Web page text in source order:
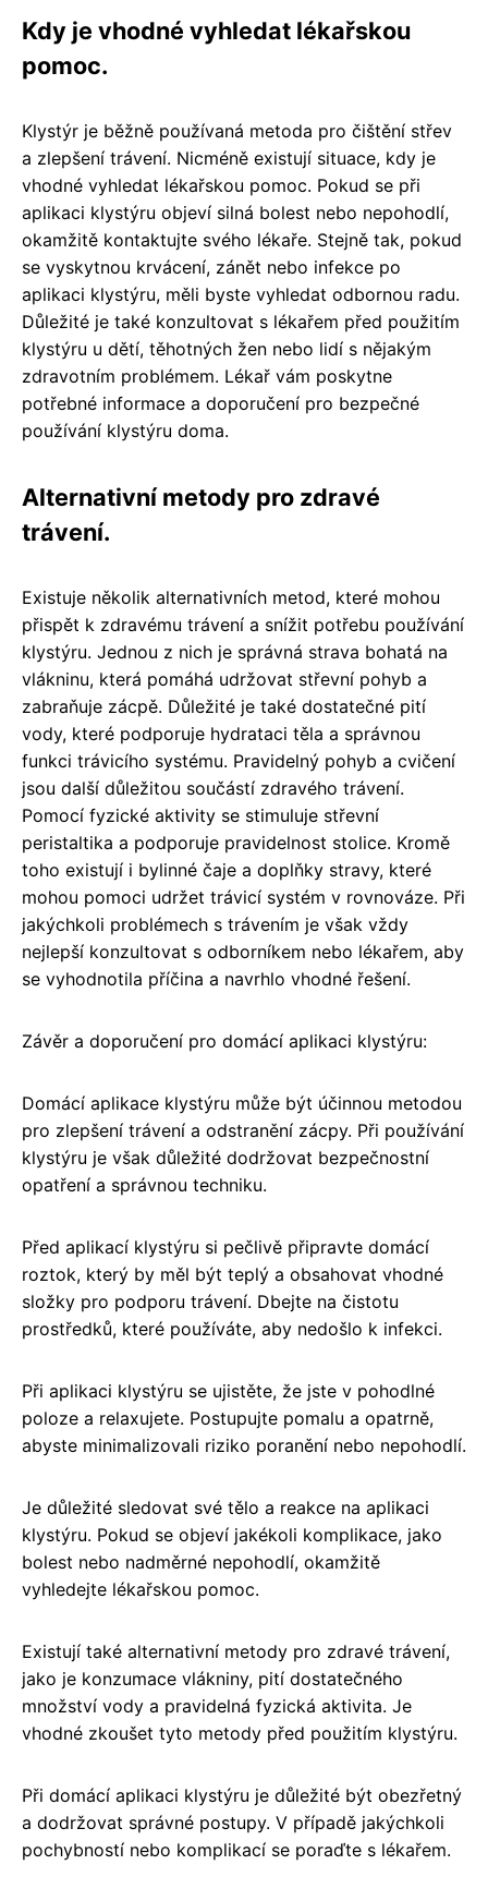
Kdy je vhodné vyhledat lékařskou
pomoc.
Klystýr je běžně používaná metoda pro čištění střev
a zlepšení trávení. Nicméně existují situace, kdy je
vhodné vyhledat lékařskou pomoc. Pokud se při
aplikaci klystýru objeví silná bolest nebo nepohodlí,
okamžitě kontaktujte svého lékaře. Stejně tak, pokud
se vyskytnou krvácení, zánět nebo infekce po
aplikaci klystýru, měli byste vyhledat odbornou radu.
Důležité je také konzultovat s lékařem před použitím
klystýru u dětí, těhotných žen nebo lidí s nějakým
zdravotním problémem. Lékař vám poskytne
potřebné informace a doporučení pro bezpečné
používání klystýru doma.
Alternativní metody pro zdravé
trávení.
Existuje několik alternativních metod, které mohou
přispět k zdravému trávení a snížit potřebu používání
klystýru. Jednou z nich je správná strava bohatá na
vlákninu, která pomáhá udržovat střevní pohyb a
zabraňuje zácpě. Důležité je také dostatečné pití
vody, které podporuje hydrataci těla a správnou
funkci trávicího systému. Pravidelný pohyb a cvičení
jsou další důležitou součástí zdravého trávení.
Pomocí fyzické aktivity se stimuluje střevní
peristaltika a podporuje pravidelnost stolice. Kromě
toho existují i bylinné čaje a doplňky stravy, které
mohou pomoci udržet trávicí systém v rovnováze. Při
jakýchkoli problémech s trávením je však vždy
nejlepší konzultovat s odborníkem nebo lékařem, aby
se vyhodnotila příčina a navrhlo vhodné řešení.
Závěr a doporučení pro domácí aplikaci klystýru:
Domácí aplikace klystýru může být účinnou metodou
pro zlepšení trávení a odstranění zácpy. Při používání
klystýru je však důležité dodržovat bezpečnostní
opatření a správnou techniku.
Před aplikací klystýru si pečlivě připravte domácí
roztok, který by měl být teplý a obsahovat vhodné
složky pro podporu trávení. Dbejte na čistotu
prostředků, které používáte, aby nedošlo k infekci.
Při aplikaci klystýru se ujistěte, že jste v pohodlné
poloze a relaxujete. Postupujte pomalu a opatrně,
abyste minimalizovali riziko poranění nebo nepohodlí.
Je důležité sledovat své tělo a reakce na aplikaci
klystýru. Pokud se objeví jakékoli komplikace, jako
bolest nebo nadměrné nepohodlí, okamžitě
vyhledejte lékařskou pomoc.
Existují také alternativní metody pro zdravé trávení,
jako je konzumace vlákniny, pití dostatečného
množství vody a pravidelná fyzická aktivita. Je
vhodné zkoušet tyto metody před použitím klystýru.
Při domácí aplikaci klystýru je důležité být obezřetný
a dodržovat správné postupy. V případě jakýchkoli
pochybností nebo komplikací se poraďte s lékařem.